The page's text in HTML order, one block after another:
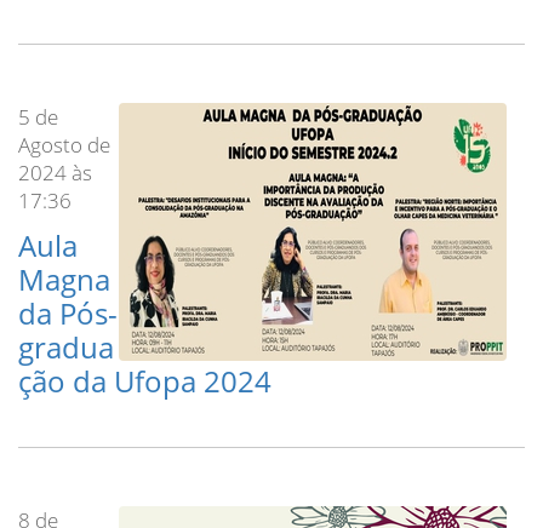
5 de
Agosto de
2024 às
17:36
Aula
Magna
da Pós-
gradua
ção da Ufopa 2024
8 de